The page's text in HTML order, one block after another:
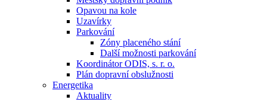
Opavou na kole
Uzavírky
Parkování
Zóny placeného stání
Další možnosti parkování
Koordinátor ODIS, s. r. o.
Plán dopravní obslužnosti
Energetika
Aktuality